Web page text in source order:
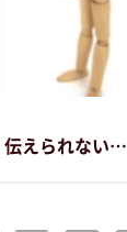
伝えられない…